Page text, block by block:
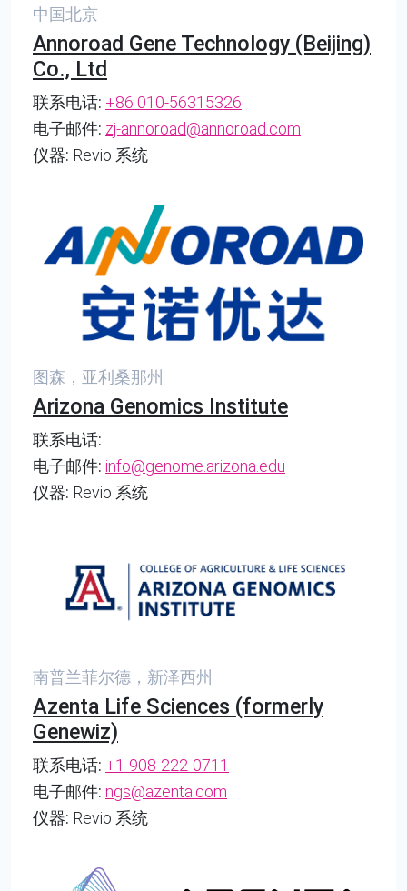
中国北京
Annoroad Gene Technology (Beijing)
Co., Ltd
联系电话: +86 010-56315326
电子邮件: zj-annoroad@annoroad.com
仪器: Revio 系统
图森，亚利桑那州
Arizona Genomics Institute
联系电话:
电子邮件: info@genome.arizona.edu
仪器: Revio 系统
南普兰菲尔德，新泽西州
Azenta Life Sciences (formerly
Genewiz)
联系电话: +1-908-222-0711
电子邮件: ngs@azenta.com
仪器: Revio 系统